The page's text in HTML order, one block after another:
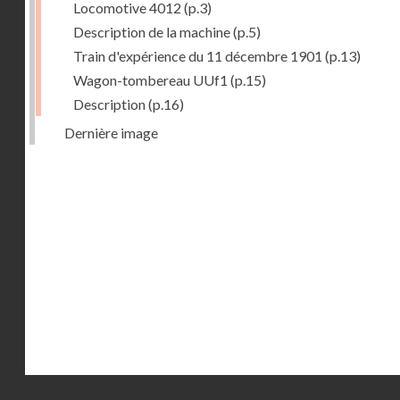
Locomotive 4012 (p.3)
Description de la machine(p.5)
Train d'expérience du 11 décembre 1901 (p.13)
Wagon-tombereau UUf1 (p.15)
Description(p.16)
Dernière image